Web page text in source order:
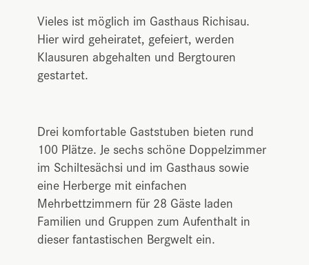
Vieles ist möglich im Gasthaus Richisau.
Hier wird geheiratet, gefeiert, werden
Klausuren abgehalten und Bergtouren
gestartet.
Drei komfortable Gaststuben bieten rund
100 Plätze. Je sechs schöne Doppelzimmer
im Schiltesächsi und im Gasthaus sowie
eine Herberge mit einfachen
Mehrbettzimmern für 28 Gäste laden
Familien und Gruppen zum Aufenthalt in
dieser fantastischen Bergwelt ein.